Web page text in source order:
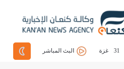
31 غزة البث المباشر